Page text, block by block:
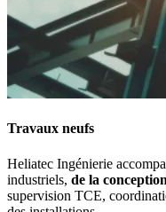
Travaux neufs
Heliatec Ingénierie
industriels, de la
supervision TCE,